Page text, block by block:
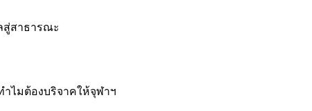
สู่สาธารณะ
ำไมต้องบริจาคให้จุฬาฯ